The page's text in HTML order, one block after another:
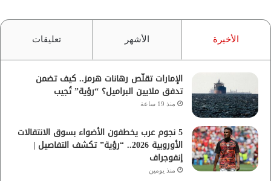
الأخيرة الأشهر تعليقات
الإمارات تقلّص رهانات هرمز.. كيف تضمن
تدفق ملايين البراميل؟ “رؤية” تُجيب
منذ 19 ساعة
5 نجوم عرب يخطفون الأضواء بسوق الانتقالات
الأوروبية 2026.. “رؤية” تكشف التفاصيل |
إنفوجراف
منذ يومين